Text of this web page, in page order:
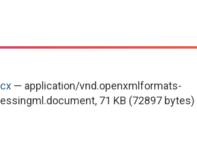
— application/vnd.openxmlformats-
71 KB (72897 bytes)